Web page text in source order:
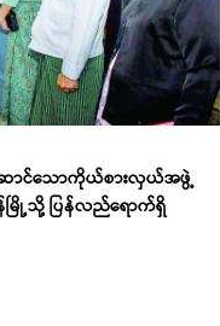
ဆောင်သောကိုယ်စားလှယ်အဖွဲ့
ြို့သို့ ပြန်လည်ရောက်ရှိ